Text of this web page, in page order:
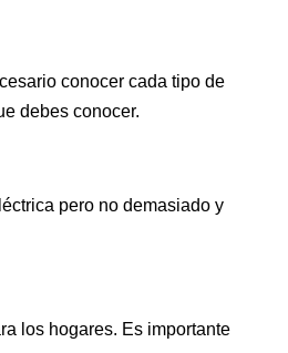
conocer cada tipo de
debes conocer.
pero no demasiado y
los hogares. Es importante